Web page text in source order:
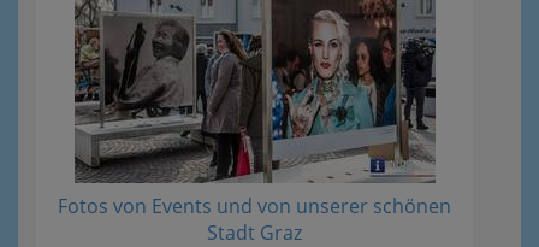
Fotos von Events und von unserer schönen
Stadt Graz